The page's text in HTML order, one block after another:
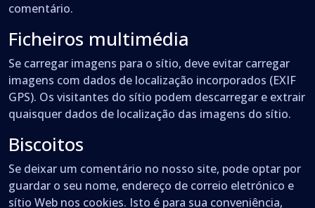
comentário.
Ficheiros multimédia
Se carregar imagens para o sítio, deve evitar carregar
imagens com dados de localização incorporados (EXIF
GPS). Os visitantes do sítio podem descarregar e extrair
quaisquer dados de localização das imagens do sítio.
Biscoitos
Se deixar um comentário no nosso site, pode optar por
guardar o seu nome, endereço de correio eletrónico e
sítio Web nos cookies. Isto é para sua conveniência,